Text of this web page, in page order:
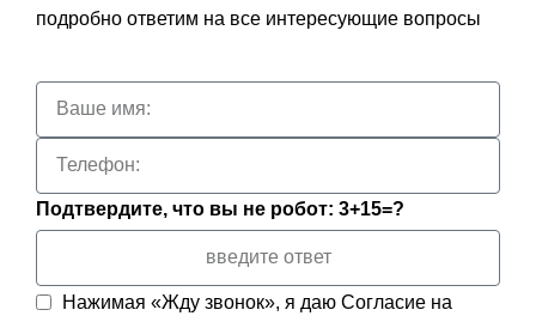
подробно ответим на все интересующие вопросы
Подтвердите, что вы не робот: 3+15=?
Нажимая «Жду звонок», я даю Согласие на